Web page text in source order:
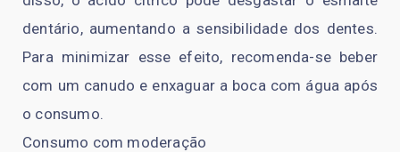
dentário, aumentando a sensibilidade dos dentes.
Para minimizar esse efeito, recomenda-se beber
com um canudo e enxaguar a boca com água após
o consumo.
Consumo com moderação